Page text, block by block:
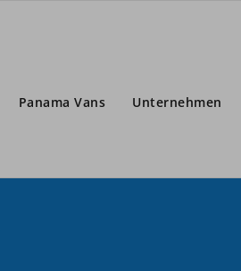
Panama Vans Unternehmen